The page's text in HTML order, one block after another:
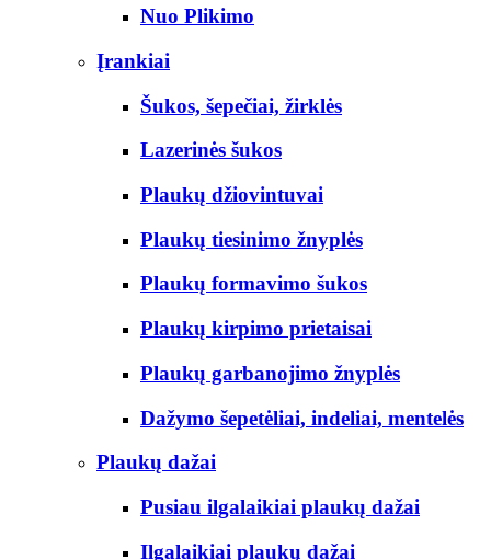
Nuo Plikimo
Įrankiai
Šukos, šepečiai, žirklės
Lazerinės šukos
Plaukų džiovintuvai
Plaukų tiesinimo žnyplės
Plaukų formavimo šukos
Plaukų kirpimo prietaisai
Plaukų garbanojimo žnyplės
Dažymo šepetėliai, indeliai, mentelės
Plaukų dažai
Pusiau ilgalaikiai plaukų dažai
Ilgalaikiai plaukų dažai